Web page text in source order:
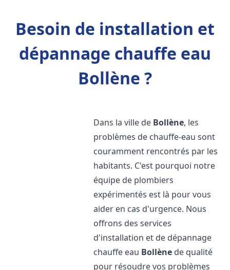
Besoin de installation et
dépannage chauffe eau
Bollène ?
Dans la ville de Bollène, les
problèmes de chauffe-eau sont
couramment rencontrés par les
habitants. C'est pourquoi notre
équipe de plombiers
expérimentés est là pour vous
aider en cas d'urgence. Nous
offrons des services
d'installation et de dépannage
chauffe eau Bollène de qualité
pour résoudre vos problèmes